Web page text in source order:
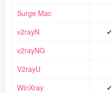
Surge Mac
v2rayN
✔
v2rayNG
V2rayU
WinXray
✔